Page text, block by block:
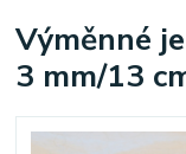
Výměnné
3 mm/13